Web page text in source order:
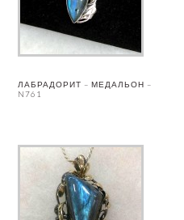
ЛАБРАДОРИТ – МЕДАЛЬОН –
N761